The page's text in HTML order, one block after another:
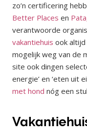
zo’n certificering
Better Places en
verantwoorde
vakantiehuis ook
mogelijk weg van de
site ook dingen
energie’ en ‘eten uit
met hond nóg een